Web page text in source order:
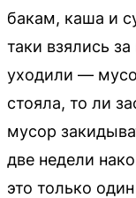
бакам, каша и
таки взялись
уходили —
стояла, то ли
мусор
две недели
это только